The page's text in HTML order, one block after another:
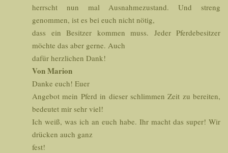
herrscht nun mal Ausnahmezustand. Und streng
genommen, ist es bei euch nicht nötig,
dass ein Besitzer kommen muss. Jeder Pferdebesitzer
möchte das aber gerne. Auch
dafür herzlichen Dank!
Von Marion
Danke euch! Euer
Angebot mein Pferd in dieser schlimmen Zeit zu bereiten,
bedeutet mir sehr viel!
Ich weiß, was ich an euch habe. Ihr macht das super! Wir
drücken auch ganz
fest!